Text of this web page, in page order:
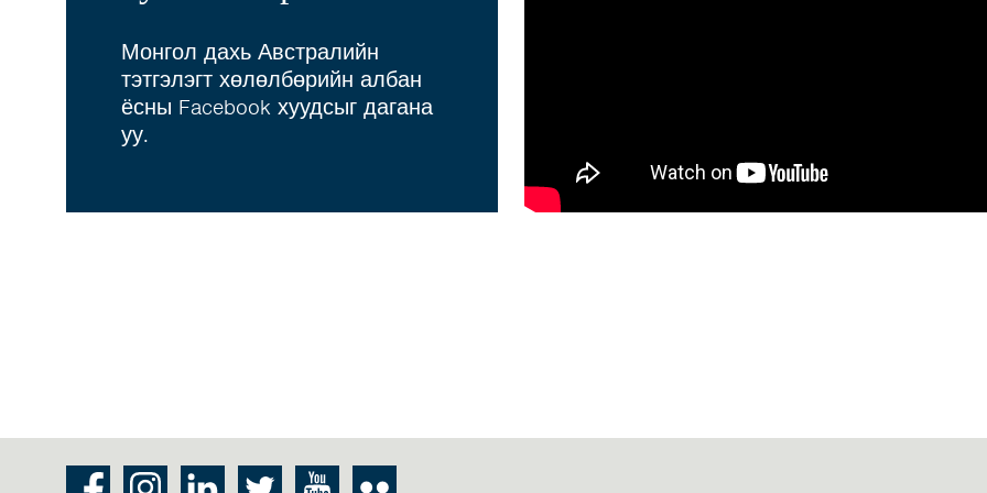
Монгол дахь Австралийн
тэтгэлэгт хөлөлбөрийн албан
ёсны Facebook хуудсыг дагана
уу.
FacebookInstagramLinkedIn Twitter Youtube